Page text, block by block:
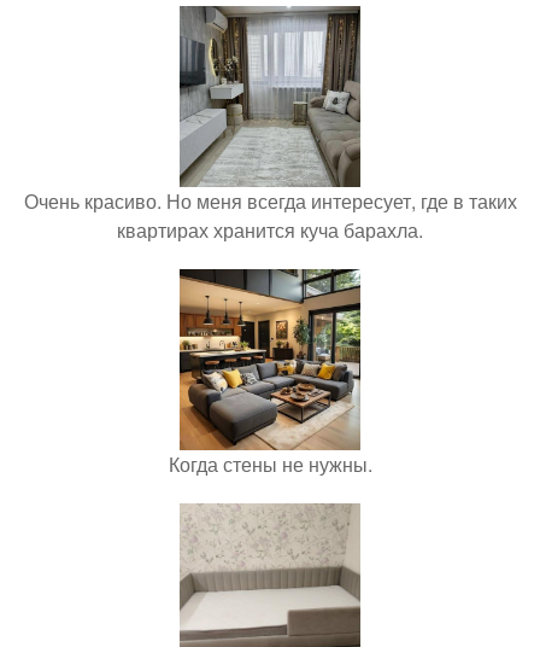
Очень красиво. Но меня всегда интересует, где в таких
квартирах хранится куча барахла.
Когда стены не нужны.